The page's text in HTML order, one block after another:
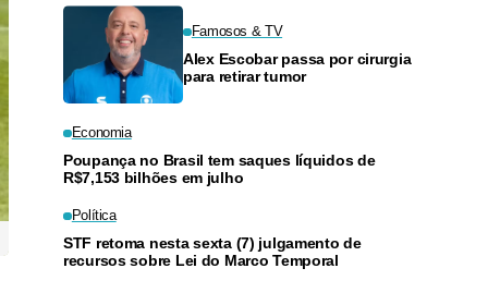
Famosos & TV
Alex Escobar passa por cirurgia
para retirar tumor
Economia
Poupança no Brasil tem saques líquidos de
R$7,153 bilhões em julho
Política
STF retoma nesta sexta (7) julgamento de
recursos sobre Lei do Marco Temporal